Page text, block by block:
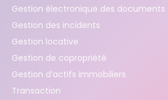
Gestion électronique des documents
Gestion des incidents
Gestion locative
Gestion de copropriété
Gestion d’actifs immobiliers
Transaction